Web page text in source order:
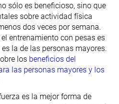
sólo es beneficioso, sino que
sobre actividad física
dos veces por semana.
entrenamiento con pesas es
la de las personas mayores.
los beneficios del
las personas mayores y los
es la mejor forma de